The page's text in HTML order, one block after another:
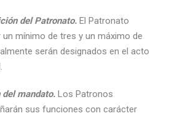
del Patronato. El Patronato
mínimo de tres y un máximo de
serán designados en el acto
mandato. Los Patronos
sus funciones con carácter